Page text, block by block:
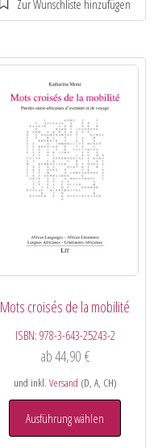
Mots croisés de la mobilité
ISBN: 978-3-643-25243-2
ab44,90 €
und inkl. Versand (D, A, CH)
Ausführung wählen